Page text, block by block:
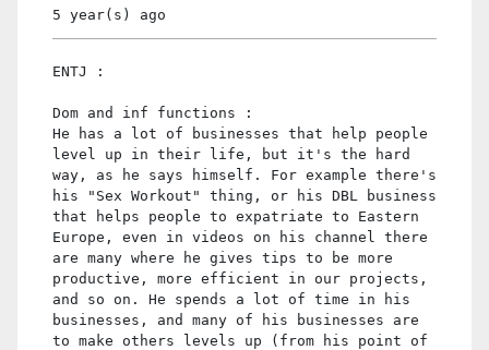
5 year(s) ago
ENTJ :
Dom and inf functions :
He has a lot of businesses that help people
level up in their life, but it's the hard
way, as he says himself. For example there's
his "Sex Workout" thing, or his DBL business
that helps people to expatriate to Eastern
Europe, even in videos on his channel there
are many where he gives tips to be more
productive, more efficient in our projects,
and so on. He spends a lot of time in his
businesses, and many of his businesses are
to make others levels up (from his point of